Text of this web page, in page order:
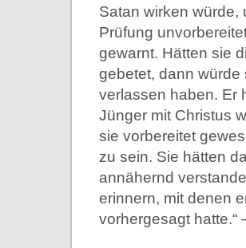
Satan wirken würde,
Prüfung
gewarnt. Hätten sie
gebetet, dann
verlassen haben. Er
Jünger mit Christus
sie vorbereitet
zu sein. Sie hätten
annähernd
erinnern, mit denen
vorhergesagt hatte.“